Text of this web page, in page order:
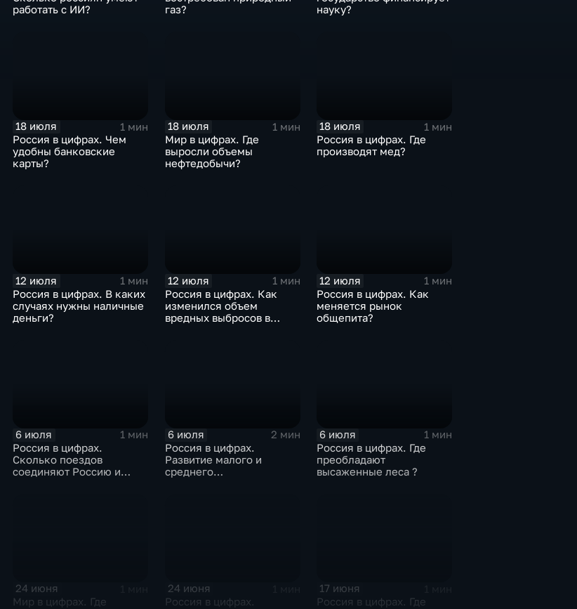
работать с ИИ?
газ?
науку?
18 июля
1 мин
Россия в цифрах. Чем
удобны банковские
карты?
18 июля
1 мин
Мир в цифрах. Где
выросли объемы
нефтедобычи?
18 июля
1 мин
Россия в цифрах. Где
производят мед?
12 июля
1 мин
Россия в цифрах. В каких
случаях нужны наличные
деньги?
12 июля
1 мин
Россия в цифрах. Как
изменился объем
вредных выбросов в
12 июля
1 мин
Россия в цифрах. Как
меняется рынок
общепита?
6 июля
1 мин
Россия в цифрах.
Сколько поездов
соединяют Россию и
6 июля
2 мин
Россия в цифрах.
Развитие малого и
среднего
6 июля
1 мин
Россия в цифрах. Где
преобладают
высаженные леса ?
24 июня
Мир в цифрах. Где
24 июня
Россия в цифрах.
17 июня
Россия в цифрах. Где